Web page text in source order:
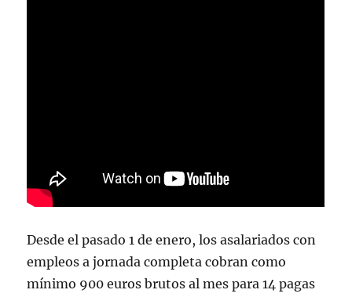
Desde el pasado 1 de enero, los asalariados con
empleos a jornada completa cobran como
mínimo 900 euros brutos al mes para 14 pagas